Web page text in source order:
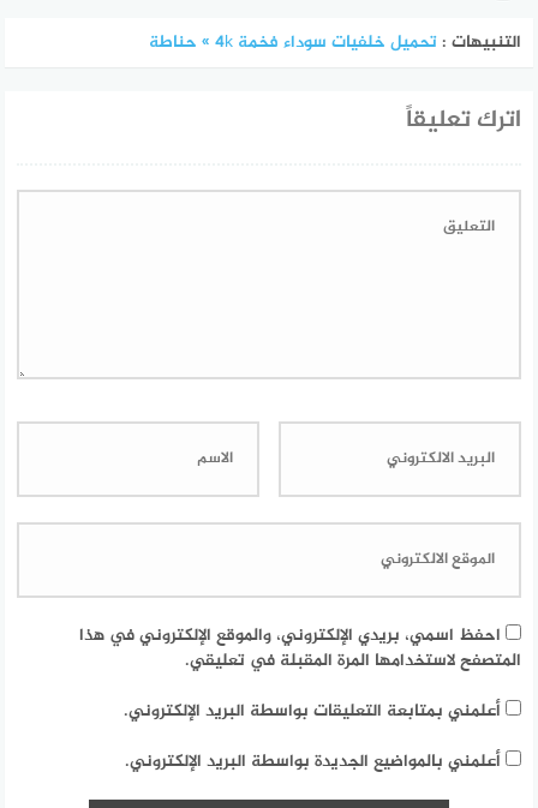
التنبيهات :تحميل خلفيات سوداء فخمة 4k » حناطة
اترك تعليقاً
احفظ اسمي، بريدي الإلكتروني، والموقع الإلكتروني في هذا
المتصفح لاستخدامها المرة المقبلة في تعليقي.
أعلمني بمتابعة التعليقات بواسطة البريد الإلكتروني.
أعلمني بالمواضيع الجديدة بواسطة البريد الإلكتروني.